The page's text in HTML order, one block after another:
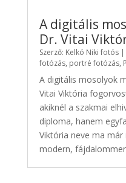
A digitális
Dr. Vitai
Szerző: Kelkó Niki fotós|
fotózás, portré fotózás,
A digitális mosolyok
Vitai Viktória
akiknél a szakmai
diploma, hanem
Viktória neve ma
modern,